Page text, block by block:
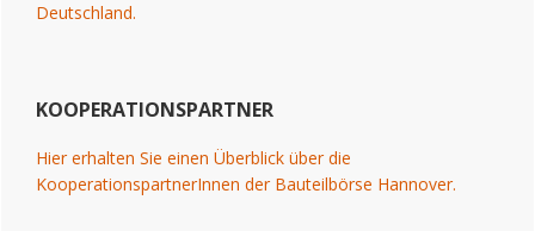
Deutschland.
KOOPERATIONSPARTNER
Hier erhalten Sie einen Überblick über die
KooperationspartnerInnen der Bauteilbörse Hannover.